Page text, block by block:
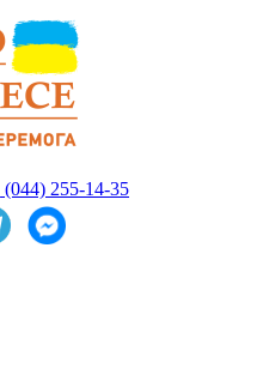
(044) 255-14-35